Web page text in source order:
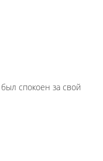
спокоен за свой